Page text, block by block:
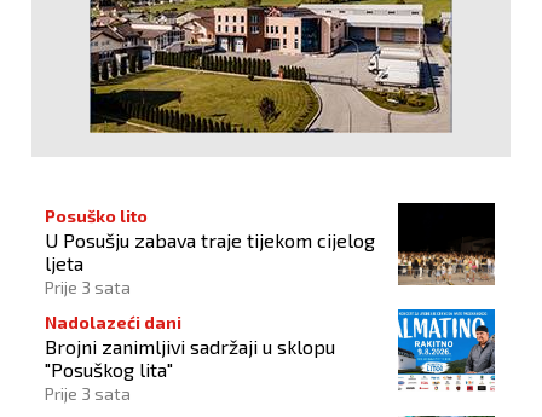
Posuško lito
U Posušju zabava traje tijekom cijelog
ljeta
Prije 3 sata
Nadolazeći dani
Brojni zanimljivi sadržaji u sklopu
"Posuškog lita"
Prije 3 sata